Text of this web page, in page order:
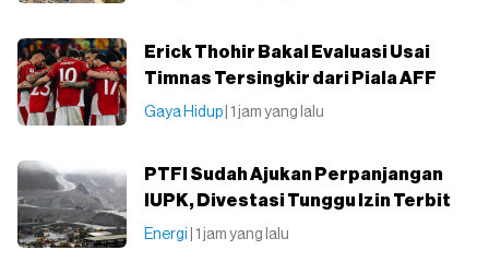
Erick Thohir Bakal Evaluasi Usai
Timnas Tersingkir dari Piala AFF
Gaya Hidup | 1 jam yang lalu
PTFI Sudah Ajukan Perpanjangan
IUPK, Divestasi Tunggu Izin Terbit
Energi | 1 jam yang lalu